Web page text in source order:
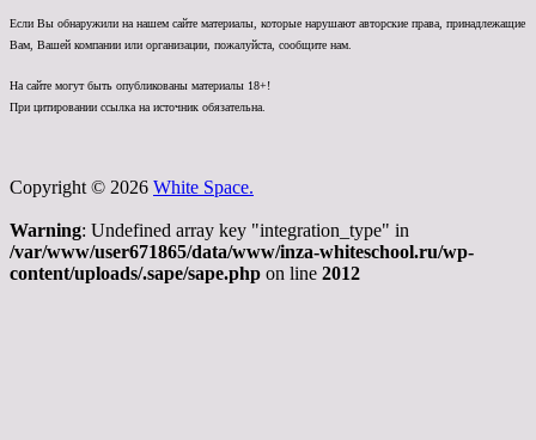
Если Вы обнаружили на нашем сайте материалы, которые нарушают авторские права, принадлежащие
Вам, Вашей компании или организации, пожалуйста, сообщите нам.
На сайте могут быть опубликованы материалы 18+!
При цитировании ссылка на источник обязательна.
Copyright © 2026 White Space.
Warning: Undefined array key "integration_type" in
/var/www/user671865/data/www/inza-whiteschool.ru/wp-
content/uploads/.sape/sape.php on line 2012